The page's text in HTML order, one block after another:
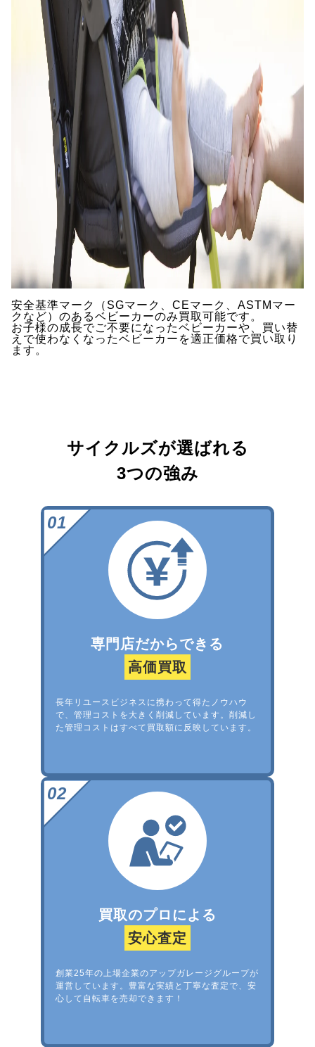
安全基準マーク（SGマーク、CEマーク、ASTMマー
クなど）のあるベビーカーのみ買取可能です。
お子様の成長でご不要になったベビーカーや、買い替
えで使わなくなったベビーカーを適正価格で買い取り
ます。
サイクルズが選ばれる
3つの強み
専門店だからできる
高価買取
長年リユースビジネスに携わって得たノウハウ
で、管理コストを大きく削減しています。削減し
た管理コストはすべて買取額に反映しています。
買取のプロによる
安心査定
創業25年の上場企業のアップガレージグループが
運営しています。豊富な実績と丁寧な査定で、安
心して自転車を売却できます！